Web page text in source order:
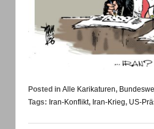
Posted in Alle Karikaturen,
Tags: Iran-Konflikt, Iran-Krieg, US-